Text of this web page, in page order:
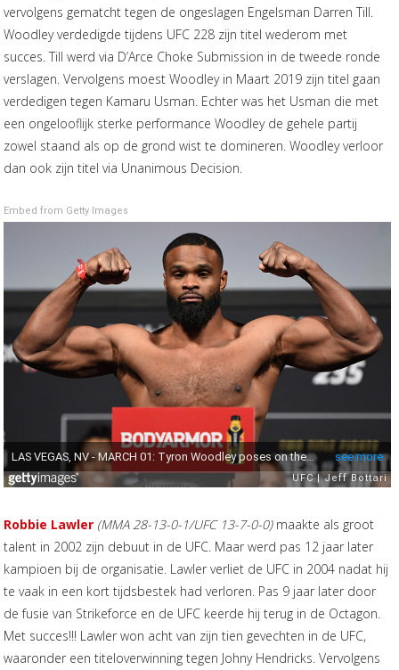
vervolgens gematcht tegen de ongeslagen Engelsman Darren Till.
Woodley verdedigde tijdens UFC 228 zijn titel wederom met
succes. Till werd via D’Arce Choke Submission in de tweede ronde
verslagen. Vervolgens moest Woodley in Maart 2019 zijn titel gaan
verdedigen tegen Kamaru Usman. Echter was het Usman die met
een ongelooflijk sterke performance Woodley de gehele partij
zowel staand als op de grond wist te domineren. Woodley verloor
dan ook zijn titel via Unanimous Decision.
Embed from Getty Images
Robbie Lawler (MMA 28-13-0-1/UFC 13-7-0-0)maakte als groot
talent in 2002 zijn debuut in de UFC. Maar werd pas 12 jaar later
kampioen bij de organisatie. Lawler verliet de UFC in 2004 nadat hij
te vaak in een kort tijdsbestek had verloren. Pas 9 jaar later door
de fusie van Strikeforce en de UFC keerde hij terug in de Octagon.
Met succes!!! Lawler won acht van zijn tien gevechten in de UFC,
waaronder een titeloverwinning tegen Johny Hendricks. Vervolgens